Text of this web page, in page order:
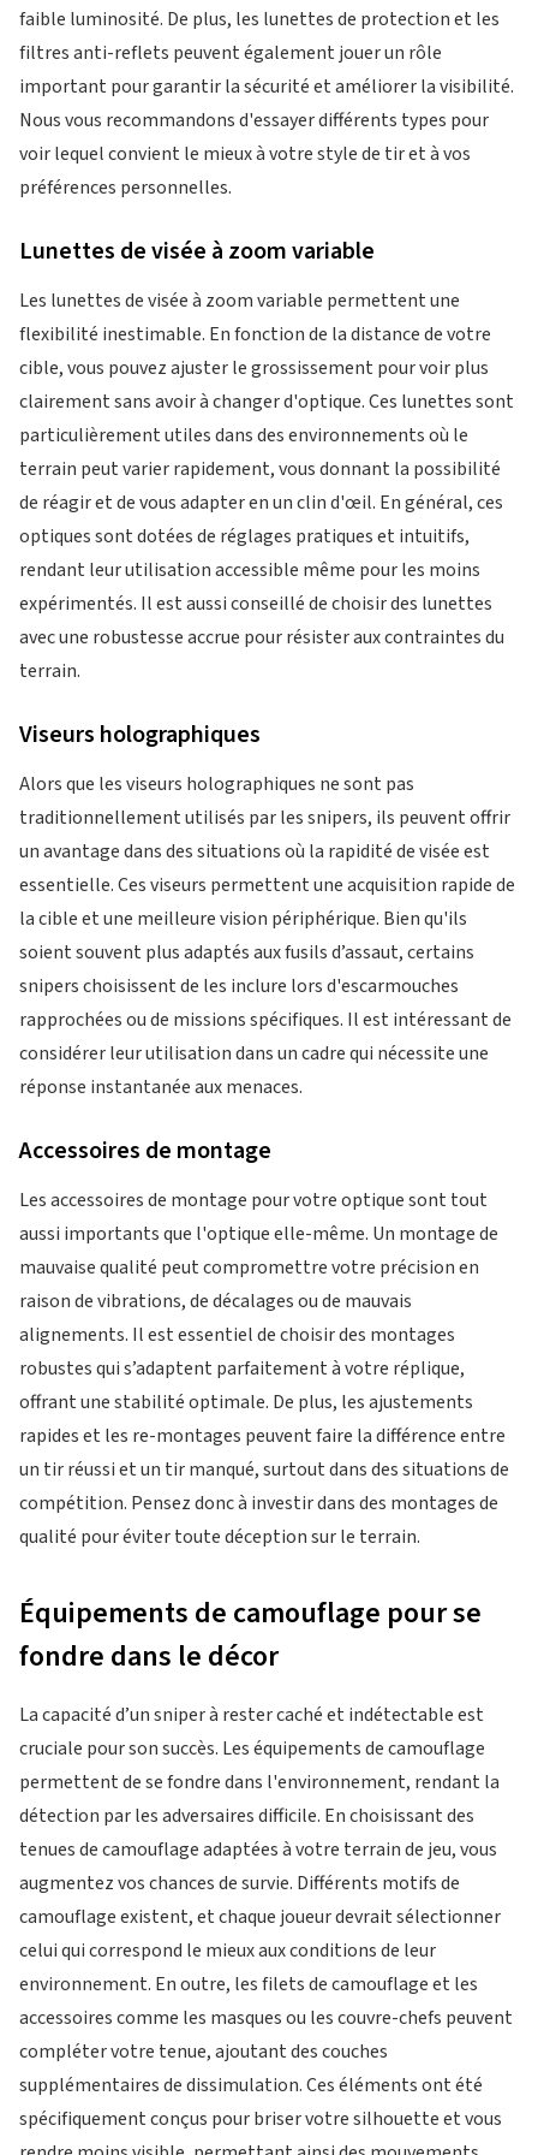
faible luminosité. De plus, les lunettes de protection et les
filtres anti-reflets peuvent également jouer un rôle
important pour garantir la sécurité et améliorer la visibilité.
Nous vous recommandons d'essayer différents types pour
voir lequel convient le mieux à votre style de tir et à vos
préférences personnelles.
Lunettes de visée à zoom variable
Les lunettes de visée à zoom variable permettent une
flexibilité inestimable. En fonction de la distance de votre
cible, vous pouvez ajuster le grossissement pour voir plus
clairement sans avoir à changer d'optique. Ces lunettes sont
particulièrement utiles dans des environnements où le
terrain peut varier rapidement, vous donnant la possibilité
de réagir et de vous adapter en un clin d'œil. En général, ces
optiques sont dotées de réglages pratiques et intuitifs,
rendant leur utilisation accessible même pour les moins
expérimentés. Il est aussi conseillé de choisir des lunettes
avec une robustesse accrue pour résister aux contraintes du
terrain.
Viseurs holographiques
Alors que les viseurs holographiques ne sont pas
traditionnellement utilisés par les snipers, ils peuvent offrir
un avantage dans des situations où la rapidité de visée est
essentielle. Ces viseurs permettent une acquisition rapide de
la cible et une meilleure vision périphérique. Bien qu'ils
soient souvent plus adaptés aux fusils d’assaut, certains
snipers choisissent de les inclure lors d'escarmouches
rapprochées ou de missions spécifiques. Il est intéressant de
considérer leur utilisation dans un cadre qui nécessite une
réponse instantanée aux menaces.
Accessoires de montage
Les accessoires de montage pour votre optique sont tout
aussi importants que l'optique elle-même. Un montage de
mauvaise qualité peut compromettre votre précision en
raison de vibrations, de décalages ou de mauvais
alignements. Il est essentiel de choisir des montages
robustes qui s’adaptent parfaitement à votre réplique,
offrant une stabilité optimale. De plus, les ajustements
rapides et les re-montages peuvent faire la différence entre
un tir réussi et un tir manqué, surtout dans des situations de
compétition. Pensez donc à investir dans des montages de
qualité pour éviter toute déception sur le terrain.
Équipements de camouflage pour se
fondre dans le décor
La capacité d’un sniper à rester caché et indétectable est
cruciale pour son succès. Les équipements de camouflage
permettent de se fondre dans l'environnement, rendant la
détection par les adversaires difficile. En choisissant des
tenues de camouflage adaptées à votre terrain de jeu, vous
augmentez vos chances de survie. Différents motifs de
camouflage existent, et chaque joueur devrait sélectionner
celui qui correspond le mieux aux conditions de leur
environnement. En outre, les filets de camouflage et les
accessoires comme les masques ou les couvre-chefs peuvent
compléter votre tenue, ajoutant des couches
supplémentaires de dissimulation. Ces éléments ont été
spécifiquement conçus pour briser votre silhouette et vous